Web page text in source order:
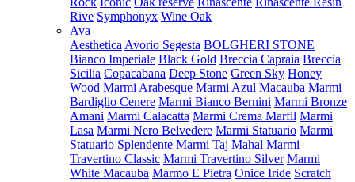
Rive Symphonyx Wine Oak
Ava
Aesthetica Avorio Segesta BOLGHERI STONE
Bianco Imperiale Black Gold Breccia Capraia Breccia
Sicilia Copacabana Deep Stone Green Sky Honey
Wood Marmi Arabesque Marmi Azul Macauba Marmi
Bardiglio Cenere Marmi Bianco Bernini Marmi Bronze
Amani Marmi Calacatta Marmi Crema Marfil Marmi
Lasa Marmi Nero Belvedere Marmi Statuario Marmi
Statuario Splendente Marmi Taj Mahal Marmi
Travertino Classic Marmi Travertino Silver Marmi
White Macauba Marmo E Pietra Onice Iride Scratch